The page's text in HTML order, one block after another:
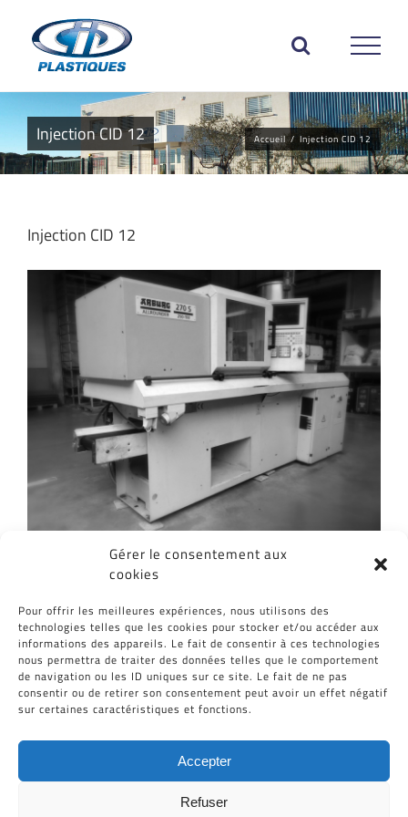
Gérer le consentement aux
cookies
Pour offrir les meilleures expériences, nous utilisons des
technologies telles que les cookies pour stocker et/ou accéder aux
informations des appareils. Le fait de consentir à ces technologies
nous permettra de traiter des données telles que le comportement
de navigation ou les ID uniques sur ce site. Le fait de ne pas
consentir ou de retirer son consentement peut avoir un effet négatif
sur certaines caractéristiques et fonctions.
Accepter
Refuser
contenu
Injection CID 12 Accueil / Injection CID 12
Injection CID 12
Partagez cet article, Choisissez votre
Plateforme!
Facebook
TwitterRedditLinkedInWhatsApp
TumblrPinterest
Vk Email